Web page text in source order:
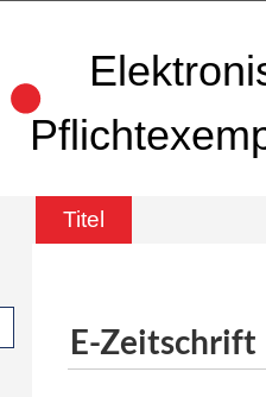
Titel
E-Zeitschrift